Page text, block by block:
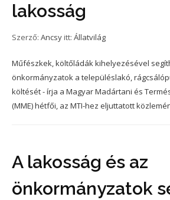
lakosság
Szerző: Ancsy itt: Állatvilág
Műfészkek, költőládák kihelyezésével
önkormányzatok a településlakó,
költését - írja a Magyar Madártani és
(MME) hétfői, az MTI-hez eljuttatott
A lakosság és az
önkormányzatok